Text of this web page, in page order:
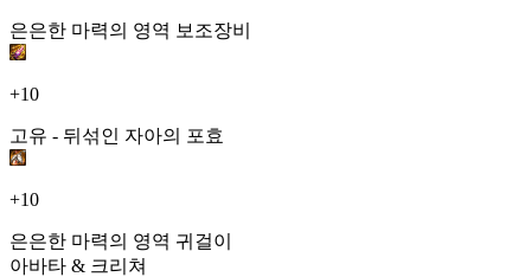
은은한 마력의 영역 보조장비
+10
고유 - 뒤섞인 자아의 포효
+10
은은한 마력의 영역 귀걸이
아바타 & 크리쳐